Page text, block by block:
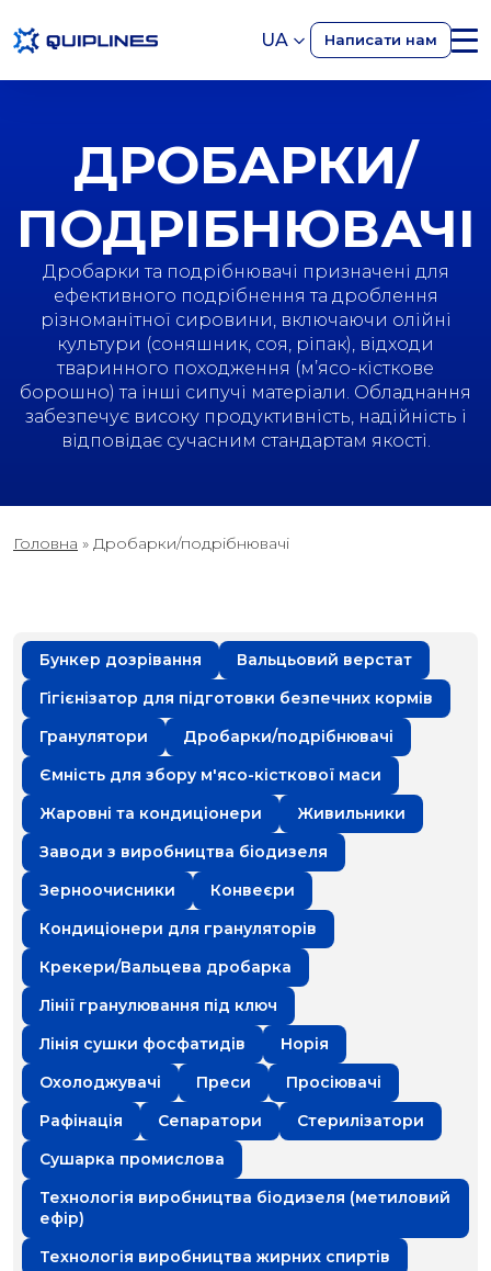
UA Написати нам
ДРОБАРКИ/
ПОДРІБНЮВАЧІ
Дробарки та подрібнювачі призначені для
ефективного подрібнення та дроблення
різноманітної сировини, включаючи олійні
культури (соняшник, соя, ріпак), відходи
тваринного походження (м’ясо-кісткове
борошно) та інші сипучі матеріали. Обладнання
забезпечує високу продуктивність, надійність і
відповідає сучасним стандартам якості.
Головна » Дробарки/подрібнювачі
Бункер дозрівання
Вальцьовий верстат
Гігієнізатор для підготовки безпечних кормів
Гранулятори
Дробарки/подрібнювачі
Ємність для збору м'ясо-кісткової маси
Жаровні та кондиціонери
Живильники
Заводи з виробництва біодизеля
Зерноочисники
Конвеєри
Кондиціонери для грануляторів
Крекери/Вальцева дробарка
Лінії гранулювання під ключ
Лінія сушки фосфатидів
Норія
Охолоджувачі
Преси
Просіювачі
Рафінація
Сепаратори
Стерилізатори
Сушарка промислова
Технологія виробництва біодизеля (метиловий
ефір)
Технологія виробництва жирних спиртів